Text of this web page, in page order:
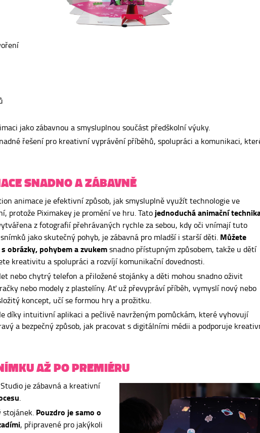
jako zábavnou a smysluplnou součást předškolní výuky.
řešení pro kreativní vyprávění příběhů, spolupráci a komunikaci,
SNADNO A ZÁBAVNĚ
animace je efektivní způsob, jak smysluplně využít technologie ve
protože Piximakey je promění ve hru. Tato jednoduchá animační
z fotografií přehrávaných rychle za sebou, kdy oči vnímají tuto
jako skutečný pohyb, je zábavná pro mladší i starší děti. Můžete
obrázky, pohybem a zvukemsnadno přístupným způsobem, takže u dětí
kreativitu a spolupráci a rozvíjí komunikační dovednosti.
nebo chytrý telefon a přiložené stojánky a děti mohou snadno oživit
nebo modely z plastelíny. Ať už převypráví příběh, vymyslí nový nebo
koncept, učí se formou hry a prožitku.
díky intuitivní aplikaci a pečlivě navrženým pomůckám, které vyhovují
a bezpečný způsob, jak pracovat s digitálními médii a podporuje
AŽ PO PREMIÉRU
je zábavná a kreativní
.
stojánek. Pouzdro je samo o
, připravené pro jakýkoli